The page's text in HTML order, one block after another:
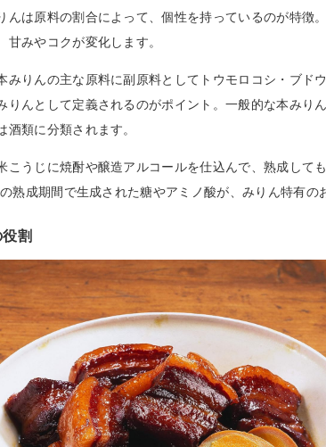
んは原料の割合によって、個性を持っているのが特徴
甘みやコクが変化します。
みりんの主な原料に副原料としてトウモロコシ・ブド
りんとして定義されるのがポイント。一般的な本みり
酒類に分類されます。
こうじに焼酎や醸造アルコールを仕込んで、熟成して
熟成期間で生成された糖やアミノ酸が、みりん特有の
割